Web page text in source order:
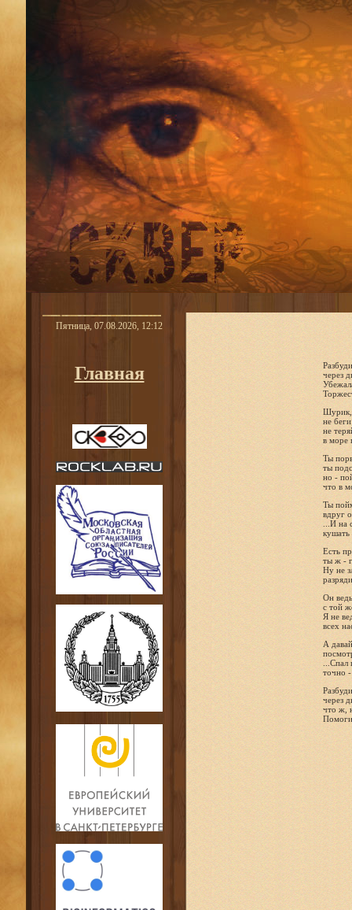
Пятница, 07.08.2026, 12:12
Главная
через
Шурик,
не
не
в море
Ты
ты
но -
что в
Ты
вдруг
...И на
кушать
Есть
ты ж -
Ну не
Он
с той
Я не
всех
А
точно
через
что ж,